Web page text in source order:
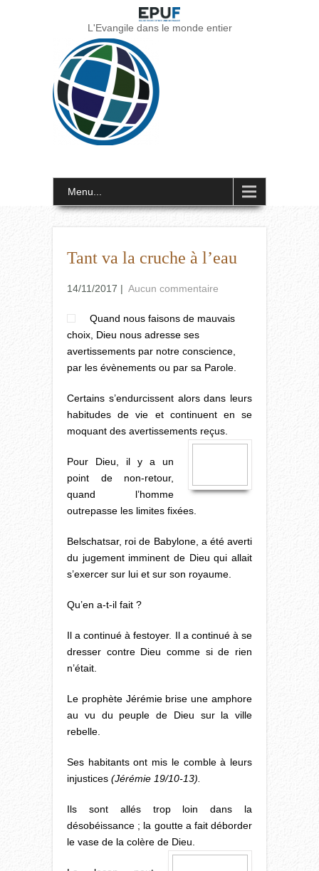
L'Evangile dans le monde entier
Menu...
Tant va la cruche à l’eau
14/11/2017 | Aucun commentaire
Quand nous faisons de mauvais
choix, Dieu nous adresse ses
avertissements par notre conscience,
par les évènements ou par sa Parole.
Certains s’endurcissent alors dans leurs
habitudes de vie et continuent en se
moquant des avertissements reçus.
Pour Dieu, il y a un
point de non-retour,
quand l’homme
outrepasse les limites fixées.
Belschatsar, roi de Babylone, a été averti
du jugement imminent de Dieu qui allait
s’exercer sur lui et sur son royaume.
Qu’en a-t-il fait ?
Il a continué à festoyer. Il a continué à se
dresser contre Dieu comme si de rien
n’était.
Le prophète Jérémie brise une amphore
au vu du peuple de Dieu sur la ville
rebelle.
Ses habitants ont mis le comble à leurs
injustices (Jérémie 19/10-13).
Ils sont allés trop loin dans la
désobéissance ; la goutte a fait déborder
le vase de la colère de Dieu.